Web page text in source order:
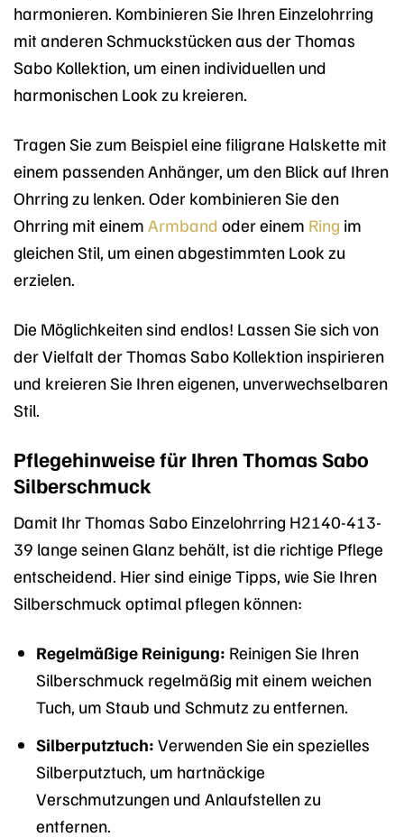
harmonieren. Kombinieren Sie Ihren Einzelohrring
mit anderen Schmuckstücken aus der Thomas
Sabo Kollektion, um einen individuellen und
harmonischen Look zu kreieren.
Tragen Sie zum Beispiel eine filigrane Halskette mit
einem passenden Anhänger, um den Blick auf Ihren
Ohrring zu lenken. Oder kombinieren Sie den
Ohrring mit einem Armband oder einem Ring im
gleichen Stil, um einen abgestimmten Look zu
erzielen.
Die Möglichkeiten sind endlos! Lassen Sie sich von
der Vielfalt der Thomas Sabo Kollektion inspirieren
und kreieren Sie Ihren eigenen, unverwechselbaren
Stil.
Pflegehinweise für Ihren Thomas Sabo
Silberschmuck
Damit Ihr Thomas Sabo Einzelohrring H2140-413-
39 lange seinen Glanz behält, ist die richtige Pflege
entscheidend. Hier sind einige Tipps, wie Sie Ihren
Silberschmuck optimal pflegen können:
Regelmäßige Reinigung: Reinigen Sie Ihren
Silberschmuck regelmäßig mit einem weichen
Tuch, um Staub und Schmutz zu entfernen.
Silberputztuch: Verwenden Sie ein spezielles
Silberputztuch, um hartnäckige
Verschmutzungen und Anlaufstellen zu
entfernen.